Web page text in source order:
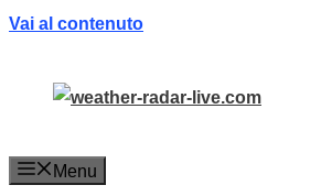
Vai al contenuto
Menu